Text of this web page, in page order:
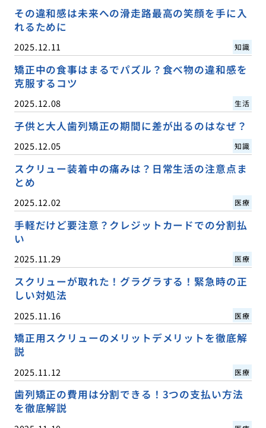
その違和感は未来への滑走路最高の笑顔を手に入
れるために
2025.12.11 知識
矯正中の食事はまるでパズル？食べ物の違和感を
克服するコツ
2025.12.08 生活
子供と大人歯列矯正の期間に差が出るのはなぜ？
2025.12.05 知識
スクリュー装着中の痛みは？日常生活の注意点ま
とめ
2025.12.02 医療
手軽だけど要注意？クレジットカードでの分割払
い
2025.11.29 医療
スクリューが取れた！グラグラする！緊急時の正
しい対処法
2025.11.16 医療
矯正用スクリューのメリットデメリットを徹底解
説
2025.11.12 医療
歯列矯正の費用は分割できる！3つの支払い方法
を徹底解説